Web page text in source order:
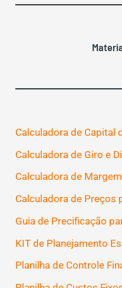
Calculadora de Capital
Calculadora de Giro e
Calculadora de
Calculadora de Preços
Guia de Precificação
KIT de Planejamento
Planilha de Controle